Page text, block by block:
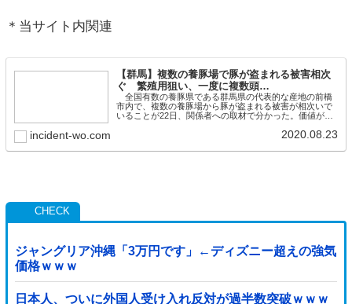
＊当サイト内関連
【群馬】複数の養豚場で豚が盗まれる被害相次
ぐ 繁殖用狙い、一度に複数頭…
全国有数の養豚県である群馬県の代表的な産地の前橋
市内で、複数の養豚場から豚が盗まれる被害が相次いで
いることが22日、関係者への取材で分かった。価値が高
れ、業界の事情に詳しい何者かが売却目的で狙った可能
incident-wo.com 2020.08.23
ジャングリア沖縄「3万円です」←ディズニー超えの強気
価格ｗｗｗ
日本人、ついに外国人受け入れ反対が過半数突破ｗｗｗ